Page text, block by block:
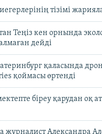
тізімі
Теңіз кен орнында
дейді
қаласында
қоймасы өртенді
біреу қарудан оқ
журналист Александра